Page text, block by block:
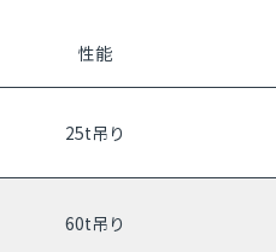
性能
25t吊り
60t吊り